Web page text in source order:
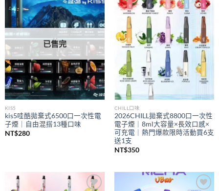
Add to
wishlist
已售完
KIS5
kis5哇酷拋棄式6500口一次性電
子煙｜自由混搭13種口味
NT$280
Add to
wishlist
CHILL口味
2026CHILL拋棄式8800口一次性
電子煙｜8ml大容量×長效口感×
可充電｜熱門爆款限時活動買6支
送1支
NT$350